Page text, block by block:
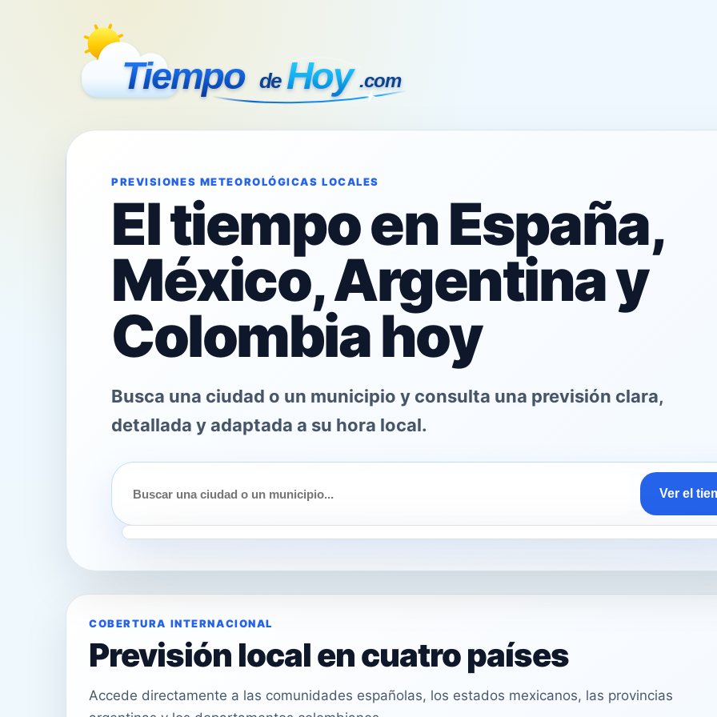
PREVISIONES METEOROLÓGICAS LOCALES
El tiempo en España,
México, Argentina y
Colombia hoy
Busca una ciudad o un municipio y consulta una previsión clara,
detallada y adaptada a su hora local.
Ver el
COBERTURA INTERNACIONAL
Previsión local en cuatro países
Accede directamente a las comunidades españolas, los estados mexicanos, las provincias